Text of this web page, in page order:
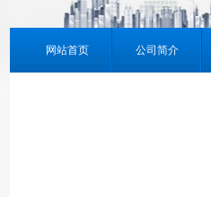
网站首页 公司简介